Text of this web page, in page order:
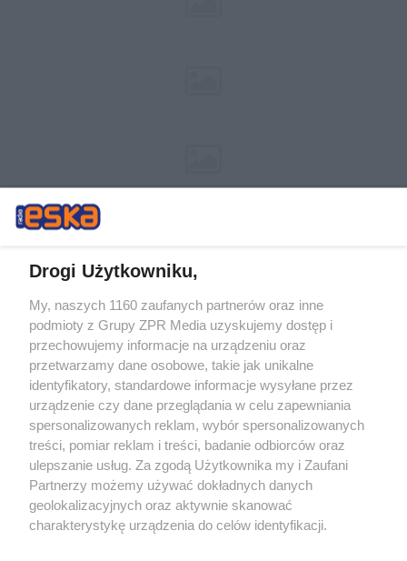
Żaden utwór zamieszczony w serwisie nie może być powielany i
rozpowszechniany lub dalej rozpowszechniany w jakikolwiek sposób (w
tym także elektroniczny lub mechaniczny) na jakimkolwiek polu
eksploatacji w jakiejkolwiek formie, włącznie z umieszczaniem w
Internecie bez pisemnej zgody właściciela praw. Jakiekolwiek użycie lub
wykorzystanie utworów w całości lub w części z naruszeniem prawa,
tzn. bez właściwej zgody, jest zabronione pod groźbą kary i może być
ścigane prawnie.
Drogi Użytkowniku,
My, naszych 1160 zaufanych partnerów oraz inne
podmioty z Grupy ZPR Media uzyskujemy dostęp i
przechowujemy informacje na urządzeniu oraz
przetwarzamy dane osobowe, takie jak unikalne
identyfikatory, standardowe informacje wysyłane przez
urządzenie czy dane przeglądania w celu zapewniania
spersonalizowanych reklam, wybór spersonalizowanych
treści, pomiar reklam i treści, badanie odbiorców oraz
ulepszanie usług. Za zgodą Użytkownika my i Zaufani
Partnerzy możemy używać dokładnych danych
geolokalizacyjnych oraz aktywnie skanować
charakterystykę urządzenia do celów identyfikacji.